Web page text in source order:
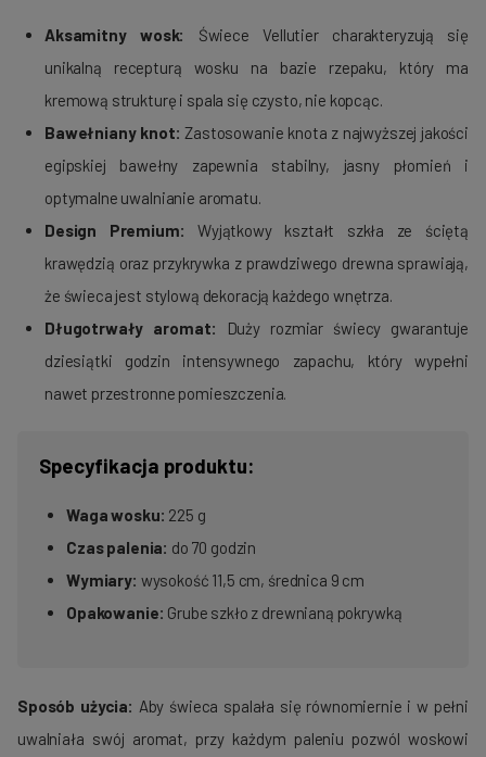
Aksamitny wosk:
Świece Vellutier charakteryzują się
unikalną recepturą wosku na bazie rzepaku, który ma
kremową strukturę i spala się czysto, nie kopcąc.
Bawełniany knot: Zastosowanie knota z najwyższej jakości
egipskiej bawełny zapewnia stabilny, jasny płomień i
optymalne uwalnianie aromatu.
Design Premium: Wyjątkowy kształt szkła ze ściętą
krawędzią oraz przykrywka z prawdziwego drewna sprawiają,
że świeca jest stylową dekoracją każdego wnętrza.
Długotrwały aromat: Duży rozmiar świecy gwarantuje
dziesiątki godzin intensywnego zapachu, który wypełni
nawet przestronne pomieszczenia.
Specyfikacja produktu:
Waga wosku: 225 g
Czas palenia: do 70 godzin
Wymiary: wysokość 11,5 cm, średnica 9 cm
Opakowanie: Grube szkło z drewnianą pokrywką
Sposób użycia: Aby świeca spalała się równomiernie i w pełni
uwalniała swój aromat, przy każdym paleniu pozwól woskowi